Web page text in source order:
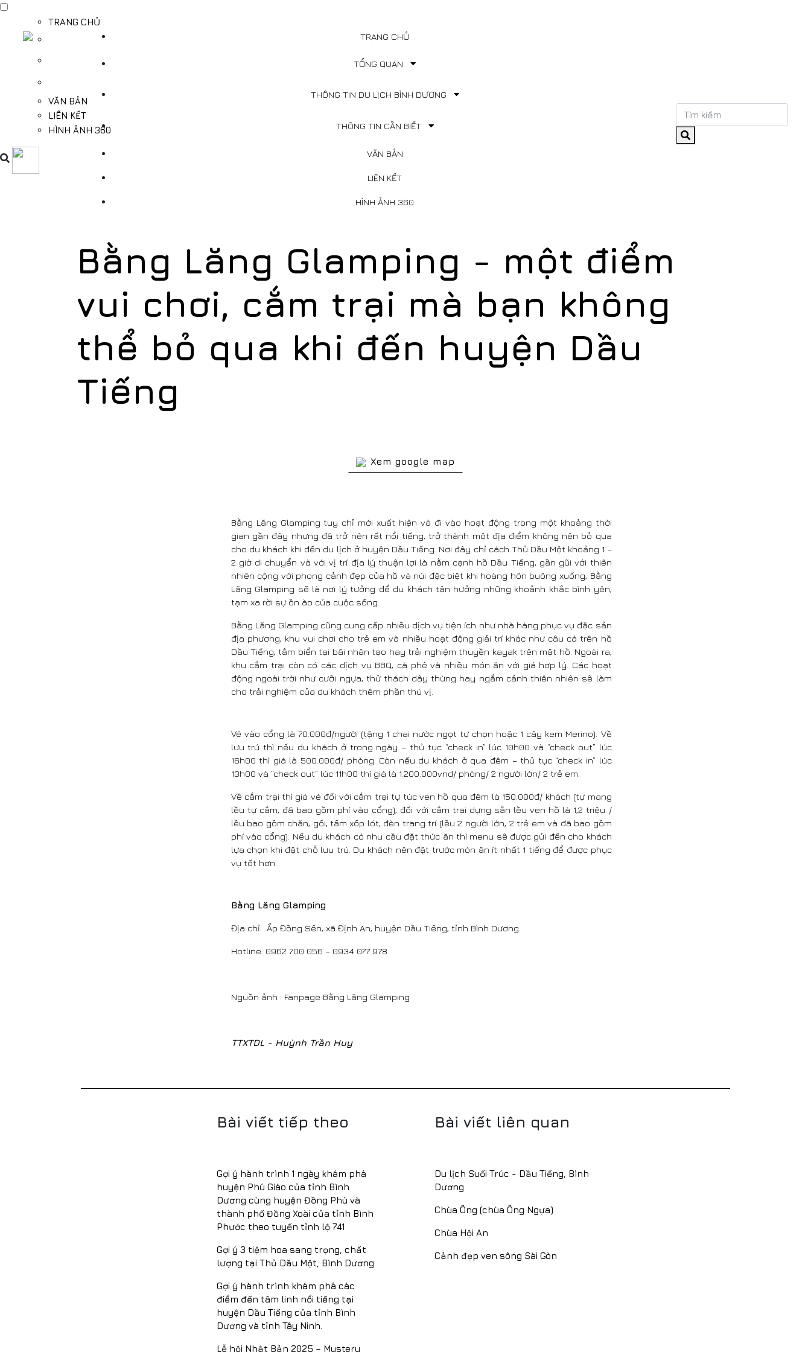
TRANG CHỦ
TỔNG QUAN
THÔNG TIN DU LỊCH BÌNH DƯƠNG
VĂN BẢN
LIÊN KẾT
HÌNH ẢNH 360
TRANG CHỦ
TỔNG QUAN
THÔNG TIN DU LỊCH BÌNH DƯƠNG
THÔNG TIN CẦN BIẾT
VĂN BẢN
LIÊN KẾT
HÌNH ẢNH 360
Bằng Lăng Glamping - một điểm
vui chơi, cắm trại mà bạn không
thể bỏ qua khi đến huyện Dầu
Tiếng
Xem google map
Bằng Lăng Glamping tuy chỉ mới xuất hiện và đi vào hoạt động trong một khoảng thời
gian gần đây nhưng đã trở nên rất nổi tiếng, trở thành một địa điểm không nên bỏ qua
cho du khách khi đến du lịch ở huyện Dầu Tiếng. Nơi đây chỉ cách Thủ Dầu Một khoảng 1 -
2 giờ di chuyển và với vị trí địa lý thuận lợi là nằm cạnh hồ Dầu Tiếng, gần gũi với thiên
nhiên cộng với phong cảnh đẹp của hồ và núi đặc biệt khi hoàng hôn buông xuống, Bằng
Lăng Glamping sẽ là nơi lý tưởng để du khách tận hưởng những khoảnh khắc bình yên,
tạm xa rời sự ồn ào của cuộc sống.
Bằng Lăng Glamping cũng cung cấp nhiều dịch vụ tiện ích như nhà hàng phục vụ đặc sản
địa phương, khu vui chơi cho trẻ em và nhiều hoạt động giải trí khác như câu cá trên hồ
Dầu Tiếng, tắm biển tại bãi nhân tạo hay trải nghiệm thuyền kayak trên mặt hồ. Ngoài ra,
khu cắm trại còn có các dịch vụ BBQ, cà phê và nhiều món ăn với giá hợp lý. Các hoạt
động ngoài trời như cưỡi ngựa, thử thách dây thừng hay ngắm cảnh thiên nhiên sẽ làm
cho trải nghiệm của du khách thêm phần thú vị.
Vé vào cổng là 70.000đ/người (tặng 1 chai nước ngọt tự chọn hoặc 1 cây kem Merino). Về
lưu trú thì nếu du khách ở trong ngày – thủ tục “check in” lúc 10h00 và “check out” lúc
16h00 thì giá là 500.000đ/ phòng. Còn nếu du khách ở qua đêm – thủ tục “check in” lúc
13h00 và “check out” lúc 11h00 thì giá là 1.200.000vnd/ phòng/ 2 người lớn/ 2 trẻ em.
Về cắm trại thì giá vé đối với cắm trại tự túc ven hồ qua đêm là 150.000đ/ khách (tự mang
lều tự cắm, đã bao gồm phí vào cổng), đối với cắm trại dựng sẵn lều ven hồ là 1,2 triệu /
lều bao gồm chăn, gối, tấm xốp lót, đèn trang trí (lều 2 người lớn, 2 trẻ em và đã bao gồm
phí vào cổng). Nếu du khách có nhu cầu đặt thức ăn thì menu sẽ được gửi đến cho khách
lựa chọn khi đặt chỗ lưu trú. Du khách nên đặt trước món ăn ít nhất 1 tiếng để được phục
vụ tốt hơn.
Bằng Lăng Glamping
Địa chỉ: Ấp Đồng Sến, xã Định An, huyện Dầu Tiếng, tỉnh Bình Dương
Hotline: 0962 700 056 – 0934 077 978
Nguồn ảnh : Fanpage Bằng Lăng Glamping
TTXTDL - Huỳnh Trần Huy
Bài viết tiếp theo
Gợi ý hành trình 1 ngày khám phá
huyện Phú Giáo của tỉnh Bình
Dương cùng huyện Đồng Phú và
thành phố Đồng Xoài của tỉnh Bình
Phước theo tuyến tỉnh lộ 741
Gợi ý 3 tiệm hoa sang trọng, chất
lượng tại Thủ Dầu Một, Bình Dương
Gợi ý hành trình khám phá các
điểm đến tâm linh nổi tiếng tại
huyện Dầu Tiếng của tỉnh Bình
Dương và tỉnh Tây Ninh.
Lễ hội Nhật Bản 2025 – Mystery
Bài viết liên quan
Du lịch Suối Trúc - Dầu Tiếng, Bình
Dương
Chùa Ông (chùa Ông Ngựa)
Chùa Hội An
Cảnh đẹp ven sông Sài Gòn